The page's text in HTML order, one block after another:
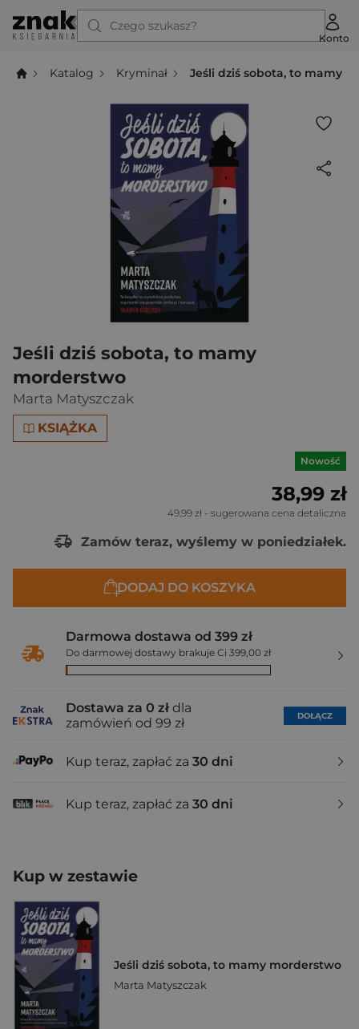
Czego szukasz?
Konto
Katalog Kryminał Jeśli dziś sobota, to mamy
Jeśli dziś sobota, to mamy
morderstwo
Marta Matyszczak
KSIĄŻKA
Nowość
38,99 zł
49,99 zł - sugerowana cena detaliczna
Zamów teraz, wyślemy w poniedziałek.
DODAJ DO KOSZYKA
Darmowa dostawa od 399 zł
Do darmowej dostawy brakuje Ci 399,00 zł
Dostawa za 0 zł dla
zamówień od 99 zł
DOŁĄCZ
Kup teraz, zapłać za 30 dni
Kup teraz, zapłać za 30 dni
Kup w zestawie
Jeśli dziś sobota, to mamy morderstwo
Marta Matyszczak